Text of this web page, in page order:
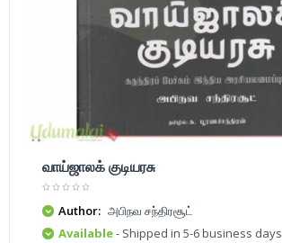
வாய்ஜாலக் குடியரசு
Author: அபிநவ சந்திரசூட்
Available- Shipped in 5-6 business days